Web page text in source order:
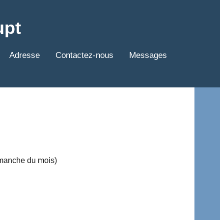
Adresse Contactez-nous Messages
du mois)